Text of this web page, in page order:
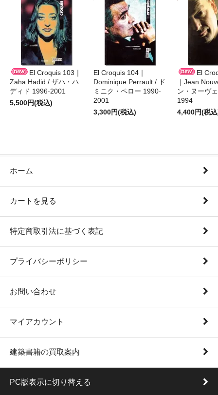
El Croquis 103｜
Zaha Hadid / ザハ・ハ
ディド 1996-2001
5,500円(税込)
El Croquis 104｜
Dominique Perrault / ド
ミニク・ペロー 1990-
2001
3,300円(税込)
El
｜Jean
ン・ヌーヴ
1994
4,400円(税
ホーム
カートを見る
特定商取引法に基づく表記
プライバシーポリシー
お問い合わせ
マイアカウント
建築書籍の買取案内
PC版表示に切り替える